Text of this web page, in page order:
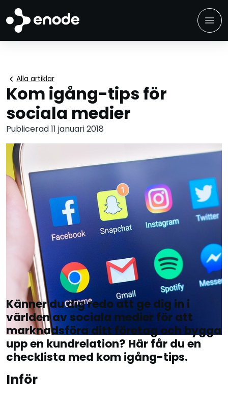
menu
chevron_left Alla artiklar
Kom igång-tips för
sociala medier
Publicerad 11 januari 2018
Känner du dig redo att ge dig in i
världen av sociala medier för att
marknadsföra ditt företag och bygga
upp en kundrelation? Här får du en
checklista med kom igång-tips.
Inför